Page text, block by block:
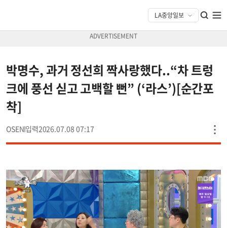
박명수, 과거 정선희 짝사랑했다..“차 트렁
크에 풍선 싣고 고백할 뻔” (‘라스’)[순간포
착]
OSEN 2026.07.08 07:17